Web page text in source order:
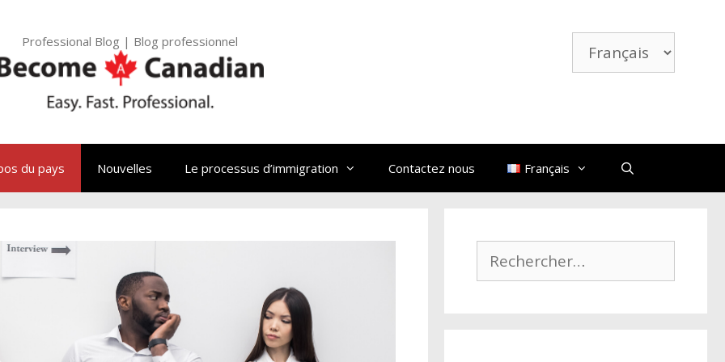
Choisir
une
Professional Blog | Blog professionnel
du pays Nouvelles Le processus d’immigration Contactez nous Français
Rechercher :